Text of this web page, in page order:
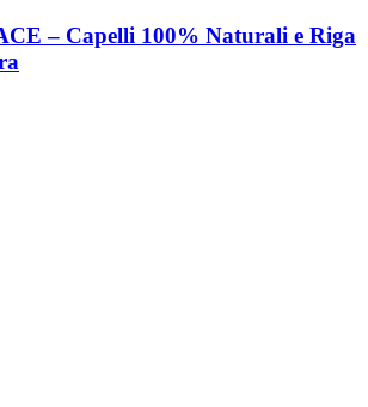
– Capelli 100% Naturali e Riga